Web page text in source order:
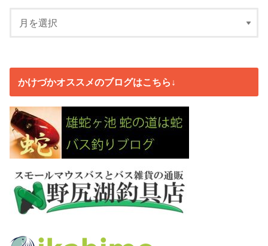
かけづかオススメのブログはこちら↓